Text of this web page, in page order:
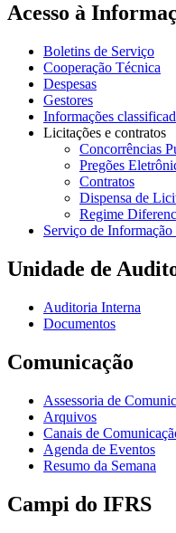
Acesso à
Boletins de Serviço
Cooperação Técnica
Despesas
Gestores
Informações
Licitações e contratos
Concorrências
Pregões
Contratos
Dispensa de
Regime
Serviço de
Unidade de
Auditoria Interna
Documentos
Comunicação
Assessoria de
Arquivos
Canais de
Agenda de Eventos
Resumo da Semana
Campi do IFRS